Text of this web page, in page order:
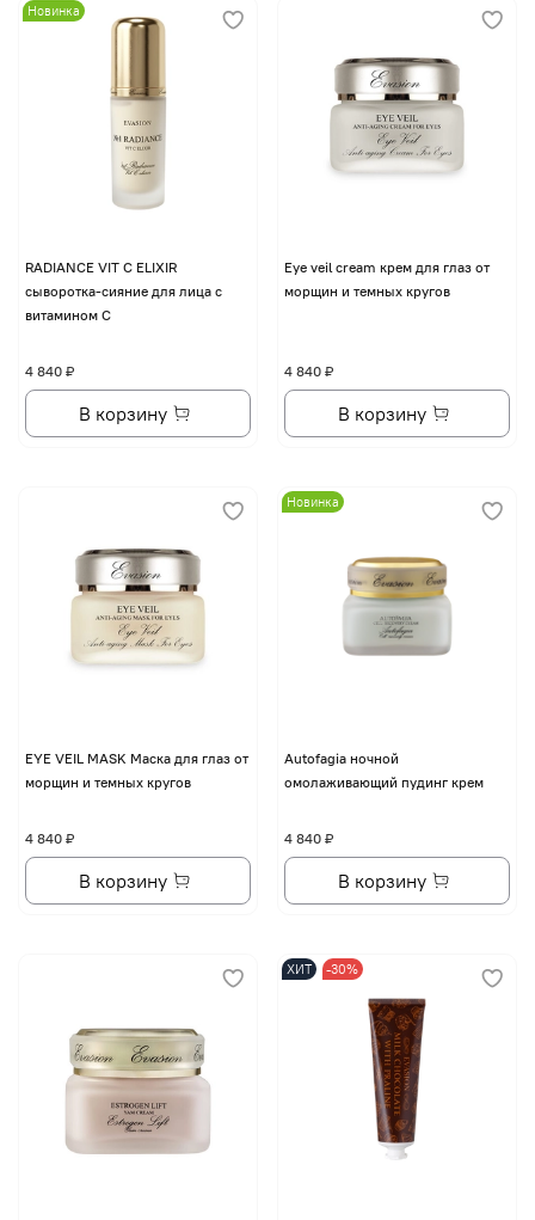
Новинка
RADIANCE VIT C ELIXIR
сыворотка-сияние для лица с
витамином С
4 840 ₽
В корзину
Eye veil cream крем для глаз от
морщин и темных кругов
4 840 ₽
В корзину
EYE VЕIL MASK Маска для глаз от
морщин и темных кругов
4 840 ₽
В корзину
Новинка
Autofagia ночной
омолаживающий пудинг крем
4 840 ₽
В корзину
ХИТ -30%